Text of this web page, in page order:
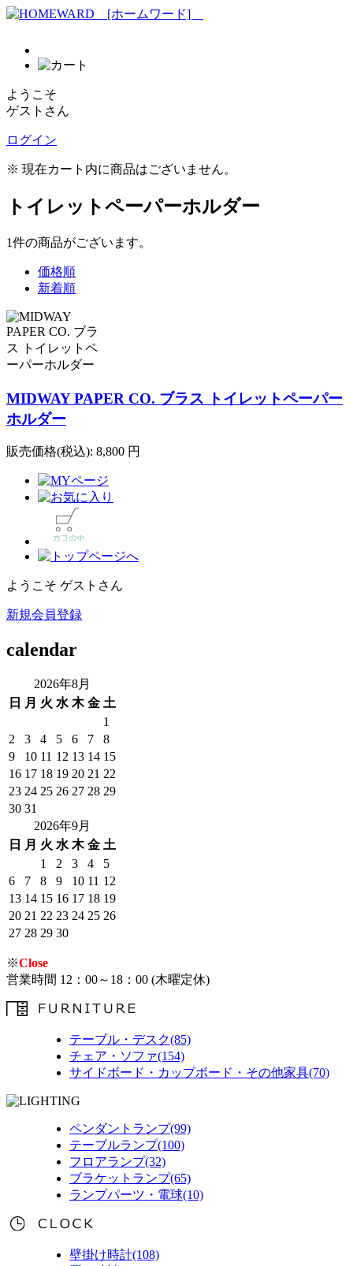
ようこそ
ゲストさん
ログイン
※ 現在カート内に商品はございません。
トイレットペーパーホルダー
1件の商品がございます。
価格順
新着順
MIDWAY PAPER CO. ブラス トイレットペーパー
ホルダー
販売価格(税込): 8,800 円
ようこそ ゲストさん
新規会員登録
calendar
2026年8月
日
月 火 水 木 金 土
1
2
3 4 5 6 7
8
9
10 11 12 13 14 15
16 17 18 19 20 21 22
23 24 25 26 27 28 29
30 31
2026年9月
日
月 火 水 木 金 土
1
2 3 4
5
6
7 8 9 10 11 12
13 14 15 16 17 18 19
20 21 22 23 24 25 26
27 28 29 30
※Close
営業時間 12：00～18：00 (木曜定休)
テーブル・デスク(85)
チェア・ソファ(154)
サイドボード・カップボード・その他家具(70)
ペンダントランプ(99)
テーブルランプ(100)
フロアランプ(32)
ブラケットランプ(65)
ランプパーツ・電球(10)
壁掛け時計(108)